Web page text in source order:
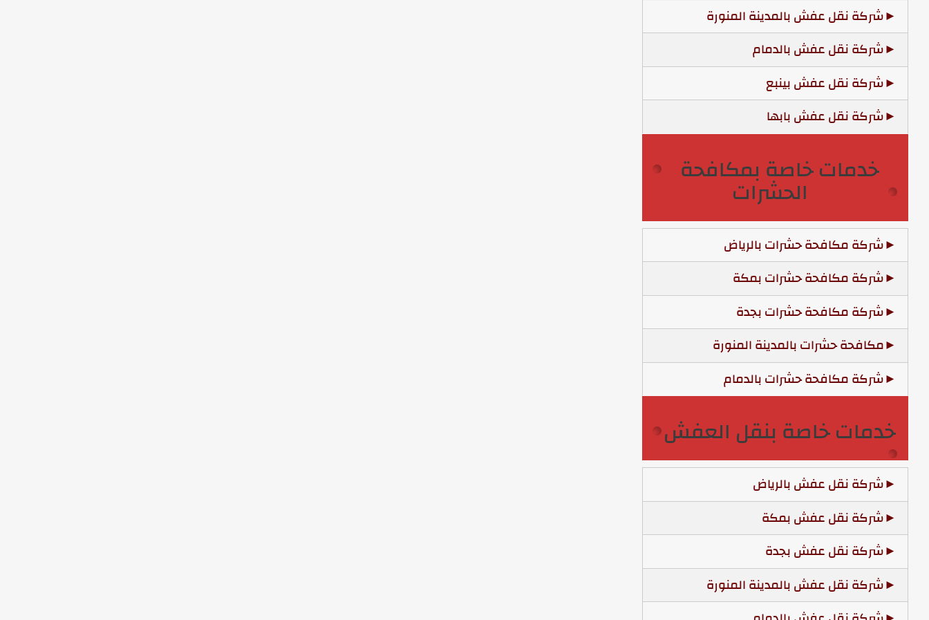
شركة نقل عفش بالمدينة المنورة
شركة نقل عفش بالدمام
شركة نقل عفش بينبع
شركة نقل عفش بابها
خدمات خاصة بمكافحة
الحشرات
شركة مكافحة حشرات بالرياض
شركة مكافحة حشرات بمكة
شركة مكافحة حشرات بجدة
مكافحة حشرات بالمدينة المنورة
شركة مكافحة حشرات بالدمام
خدمات خاصة بنقل العفش
شركة نقل عفش بالرياض
شركة نقل عفش بمكة
شركة نقل عفش بجدة
شركة نقل عفش بالمدينة المنورة